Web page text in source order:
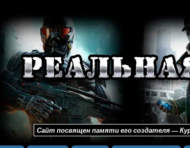
Сайт посвящен памяти его создателя —